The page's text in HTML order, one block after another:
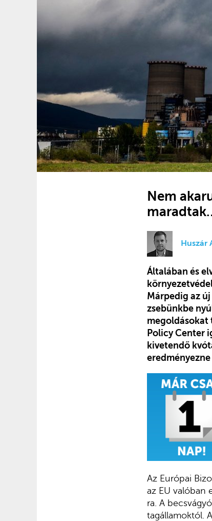
Nem
Huszár
Általában és
Márpedig az
zsebünkbe
megoldásokat
Policy Center
kivetendő
Az Európai
az EU valóban
ra. A
tagállamoktól.